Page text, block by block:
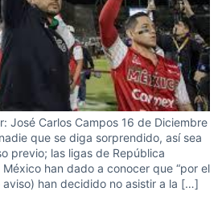
José Carlos Campos 16 de Diciembre
que se diga sorprendido, así sea
previo; las ligas de República
han dado a conocer que “por el
aviso) han decidido no asistir a la […]